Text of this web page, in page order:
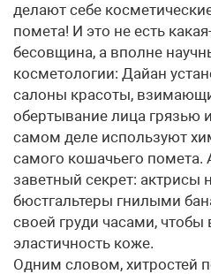
делают себе
помета! И это не есть
бесовщина, а вполне
косметологии: Дайан
салоны красоты,
обертывание лица грязью
самом деле используют
самого кошачьего помета.
заветный секрет: актрисы
бюстгальтеры гнилыми
своей груди часами, чтобы
эластичность коже.
Одним словом, хитростей